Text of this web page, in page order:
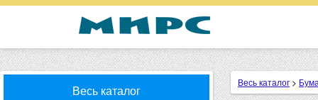
Весь каталог
Весь каталог >